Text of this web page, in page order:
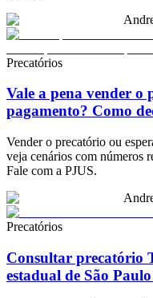
Precatórios
Vale a pena vender o
pagamento? Como
Vender o precatório ou
veja cenários com números
Fale com a PJUS.
Precatórios
Consultar precatório
estadual de São